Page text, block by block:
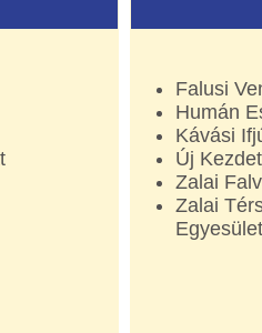
Falusi
Humán
Kávási
Új
Zalai
Zalai